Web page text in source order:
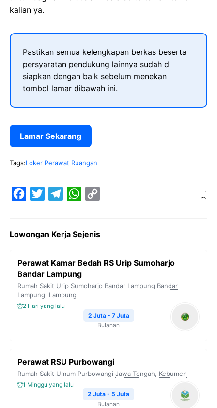
kalian ya.
Pastikan semua kelengkapan berkas beserta
persyaratan pendukung lainnya sudah di
siapkan dengan baik sebelum menekan
tombol lamar dibawah ini.
Lamar Sekarang
Tags:Loker Perawat Ruangan
e
o
k
t
e
e
r
a
m
W
t
A
y
i
Lowongan Kerja Sejenis
Perawat Kamar Bedah RS Urip Sumoharjo
Bandar Lampung
Rumah Sakit Urip Sumoharjo Bandar Lampung Bandar
Lampung, Lampung
2 Hari yang lalu
2 Juta - 7 Juta
Bulanan
Perawat RSU Purbowangi
Rumah Sakit Umum Purbowangi Jawa Tengah, Kebumen
1 Minggu yang lalu
2 Juta - 5 Juta
Bulanan